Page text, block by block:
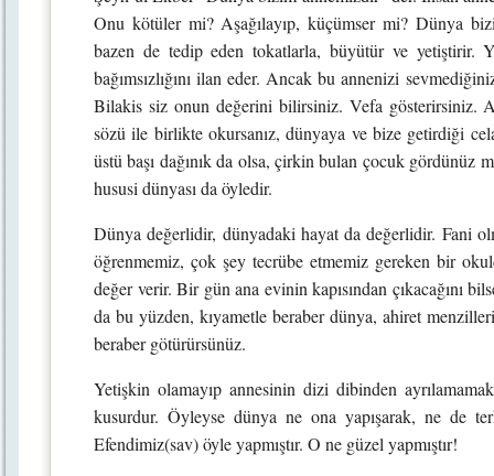
Onu kötüler mi? Aşağılayıp, küçümser mi? Dünya
bazen de tedip eden tokatlarla, büyütür ve yetiştirir.
bağımsızlığını ilan eder. Ancak bu annenizi
Bilakis siz onun değerini bilirsiniz. Vefa gösterirsiniz.
sözü ile birlikte okursanız, dünyaya ve bize getirdiği
üstü başı dağınık da olsa, çirkin bulan çocuk
hususi dünyası da öyledir.
Dünya değerlidir, dünyadaki hayat da değerlidir. Fani
öğrenmemiz, çok şey tecrübe etmemiz gereken bir
değer verir. Bir gün ana evinin kapısından çıkacağını
da bu yüzden, kıyametle beraber dünya, ahiret
beraber götürürsünüz.
Yetişkin olamayıp annesinin dizi dibinden
kusurdur. Öyleyse dünya ne ona yapışarak, ne de
Efendimiz(sav) öyle yapmıştır. O ne güzel yapmıştır!